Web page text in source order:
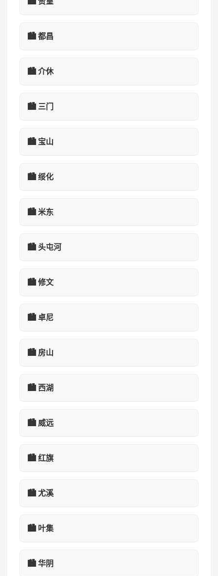
🏙️ 都昌
🏙️ 介休
🏙️ 三门
🏙️ 宝山
🏙️ 绥化
🏙️ 米东
🏙️ 头屯河
🏙️ 修文
🏙️ 卓尼
🏙️ 房山
🏙️ 西湖
🏙️ 威远
🏙️ 红旗
🏙️ 尤溪
🏙️ 叶集
🏙️ 华阴